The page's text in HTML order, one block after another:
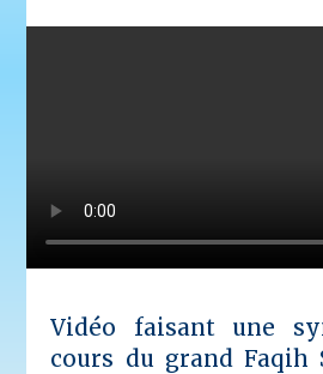
Vidéo faisant une
cours du grand Faqih